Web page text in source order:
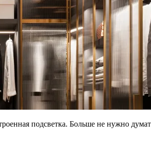
подсветка. Больше не нужно